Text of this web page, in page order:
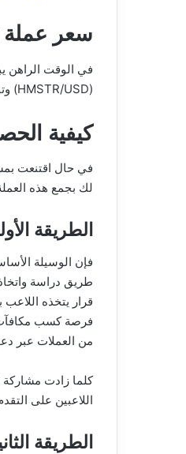
سعر عملة Hamster Kombat مقابل الدولار
(HMSTR/USD) وتبلغ القيمة السوقية للعملة حوالي 250 مليون دولار بحجم تداول وصل إلى 34 مليون دولار.
كيفية
لك بجمع هذه
الطريقة
طريق دراسة
قرار يتخذه
من العملات عبر
كلما زادت مشاركة
اللاعبين على
الطريقة